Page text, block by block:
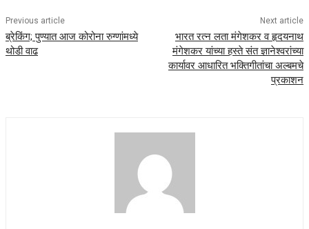
Previous article
ब्रेकिंग; पुण्यात आज कोरोना रुग्णांमध्ये
थोडी वाढ
Next article
भारत रत्न लता मंगेशकर व हृदयनाथ
मंगेशकर यांच्या हस्ते संत ज्ञानेश्वरांच्या
कार्यावर आधारित भक्तिगीतांचा अल्बमचे
प्रकाशन